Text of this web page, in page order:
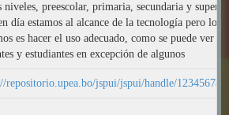
niveles, preescolar, primaria, secundaria y
día estamos al alcance de la tecnología pero lo
es hacer el uso adecuado, como se puede ver en
y estudiantes en excepción de algunos
repositorio.upea.bo/jspui/jspui/handle/